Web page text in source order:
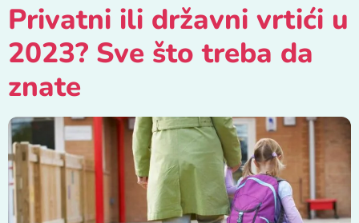
Privatni ili državni vrtići u
2023? Sve što treba da
znate